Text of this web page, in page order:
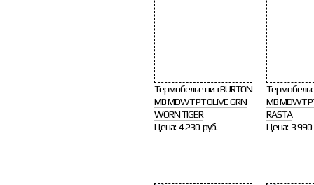
Термобелье низ BURTON
MB MDWT PT OLIVE GRN
WORN TIGER
Цена: 4 230 руб.
MB MDWT
RASTA
Цена: 3 990